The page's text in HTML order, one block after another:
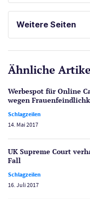
Gesetzgebung
Lotterie
Poker
Schlagzeilen
Spiele
Weitere Seiten
CasinoOnline.de
PayPal Casinos
Merkur Casinos
Ähnliche
Werbespot für Online
wegen
Schlagzeilen
14. Mai 2017
UK Supreme Court
Fall
Schlagzeilen
16. Juli 2017